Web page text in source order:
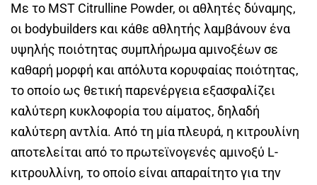
Με το MST Citrulline Powder, οι αθλητές δύναμης,
οι bodybuilders και κάθε αθλητής λαμβάνουν ένα
υψηλής ποιότητας συμπλήρωμα αμινοξέων σε
καθαρή μορφή και απόλυτα κορυφαίας ποιότητας,
το οποίο ως θετική παρενέργεια εξασφαλίζει
καλύτερη κυκλοφορία του αίματος, δηλαδή
καλύτερη αντλία. Από τη μία πλευρά, η κιτρουλίνη
αποτελείται από το πρωτεϊνογενές αμινοξύ L-
κιτρουλλίνη, το οποίο είναι απαραίτητο για την